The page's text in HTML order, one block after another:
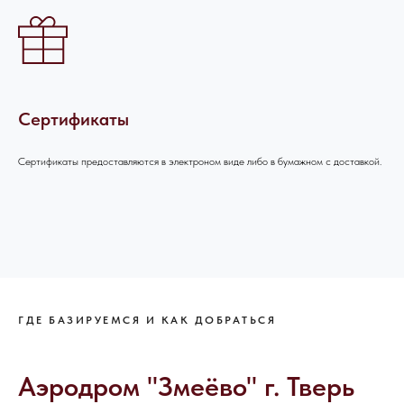
Сертификаты
Сертификаты предоставляются в электроном виде либо в бумажном с доставкой.
ГДЕ БАЗИРУЕМСЯ И КАК ДОБРАТЬСЯ
Аэродром "Змеёво" г. Тверь